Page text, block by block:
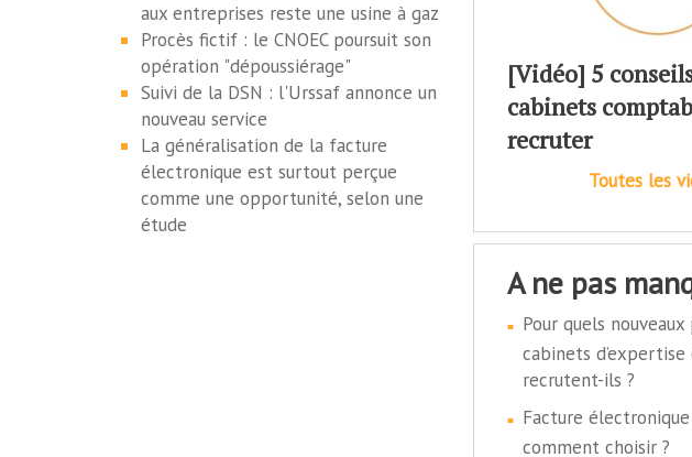
aux entreprises reste une usine à gaz
Procès fictif : le CNOEC poursuit son
opération "dépoussiérage"
Suivi de la DSN : l'Urssaf annonce un
nouveau service
La généralisation de la facture
électronique est surtout perçue
comme une opportunité, selon une
étude
[Vidéo] 5
cabinets
recruter
Toutes les
a ne pas
Pour quels
cabinets
recrutent-ils ?
Facture électronique
comment choisir ?